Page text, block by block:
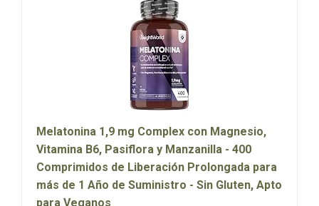
Melatonina 1,9 mg Complex con Magnesio,
Vitamina B6, Pasiflora y Manzanilla - 400
Comprimidos de Liberación Prolongada para
más de 1 Año de Suministro - Sin Gluten, Apto
para Veganos